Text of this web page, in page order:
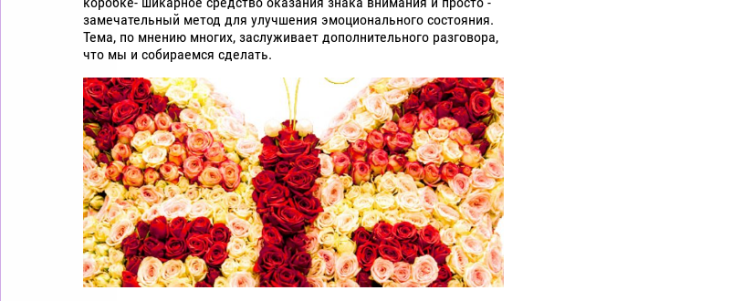
замечательный метод для улучшения эмоционального состояния.
Тема, по мнению многих, заслуживает дополнительного разговора,
что мы и собираемся сделать.